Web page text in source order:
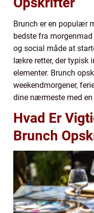
Brunch er en populær
bedste fra
og social måde at
lækre retter, der typisk
elementer. Brunch
weekendmorgener,
dine nærmeste med
Hvad Er
Brunch